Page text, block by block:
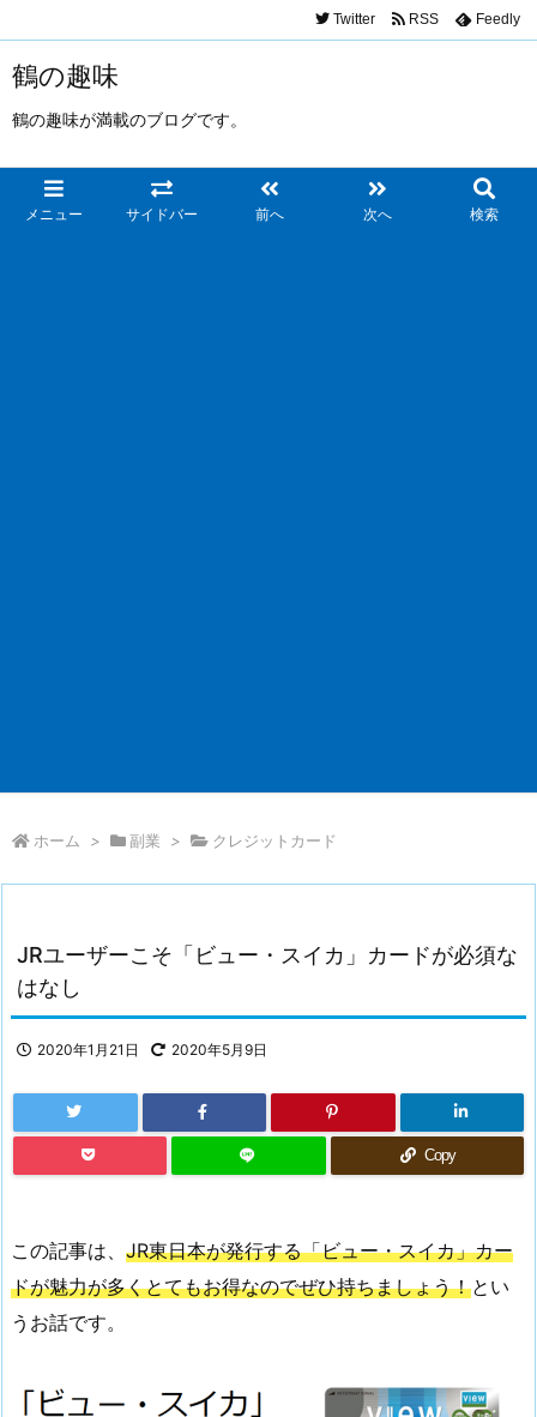
鶴の趣味
鶴の趣味が満載のブログです。
メニュー サイドバー 前へ 次へ 検索
Twitter RSS Feedly
ホーム > 副業 > クレジットカード
JRユーザーこそ「ビュー・スイカ」カードが必須な
はなし
2020年1月21日 2020年5月9日
Copy
この記事は、 JR東日本が発行する「ビュー・スイカ」カー
ドが魅力が多くとてもお得なのでぜひ持ちましょう！とい
うお話です。